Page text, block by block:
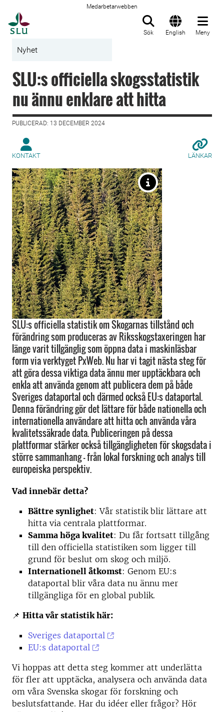
Medarbetarwebben
Sök English Meny
Nyhet
SLU:s officiella skogsstatistik
nu ännu enklare att hitta
PUBLICERAD: 13 DECEMBER 2024
KONTAKT LÄNKAR
SLU:s officiella statistik om Skogarnas tillstånd och
förändring som produceras av Riksskogstaxeringen har
länge varit tillgänglig som öppna data i maskinläsbar
form via verktyget PxWeb. Nu har vi tagit nästa steg för
att göra dessa viktiga data ännu mer upptäckbara och
enkla att använda genom att publicera dem på både
Sveriges dataportal och därmed också EU:s dataportal.
Denna förändring gör det lättare för både nationella och
internationella användare att hitta och använda våra
kvalitetssäkrade data. Publiceringen på dessa
plattformar stärker också tillgängligheten för skogsdata i
större sammanhang – från lokal forskning och analys till
europeiska perspektiv.
Vad innebär detta?
Bättre synlighet: Vår statistik blir lättare att
hitta via centrala plattformar.
Samma höga kvalitet: Du får fortsatt tillgång
till den officiella statistiken som ligger till
grund för beslut om skog och miljö.
Internationell åtkomst: Genom EU:s
dataportal blir våra data nu ännu mer
tillgängliga för en global publik.
📌 Hitta vår statistik här:
Sveriges dataportal
EU:s dataportal
Vi hoppas att detta steg kommer att underlätta
för fler att upptäcka, analysera och använda data
om våra Svenska skogar för forskning och
beslutsfattande. Har du idéer eller frågor? Hör